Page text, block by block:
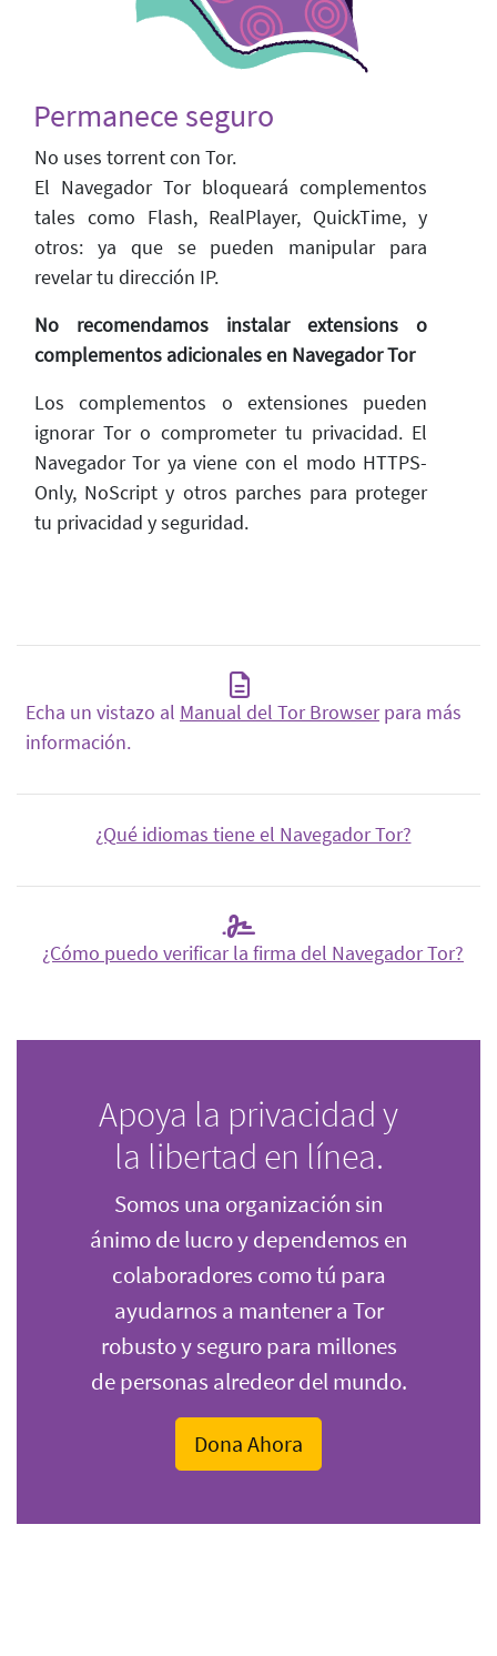
Permanece seguro
No uses torrent con Tor.
El Navegador Tor bloqueará complementos
tales como Flash, RealPlayer, QuickTime, y
otros: ya que se pueden manipular para
revelar tu dirección IP.
No recomendamos instalar extensions o
complementos adicionales en Navegador Tor
Los complementos o extensiones pueden
ignorar Tor o comprometer tu privacidad. El
Navegador Tor ya viene con el modo HTTPS-
Only, NoScript y otros parches para proteger
tu privacidad y seguridad.
Echa un vistazo al Manual del Tor Browserpara más
información.
¿Qué idiomas tiene el Navegador Tor?
¿Cómo puedo verificar la firma del Navegador Tor?
Apoya la privacidad y
la libertad en línea.
Somos una organización sin
ánimo de lucro y dependemos en
colaboradores como tú para
ayudarnos a mantener a Tor
robusto y seguro para millones
de personas alredeor del mundo.
Dona Ahora